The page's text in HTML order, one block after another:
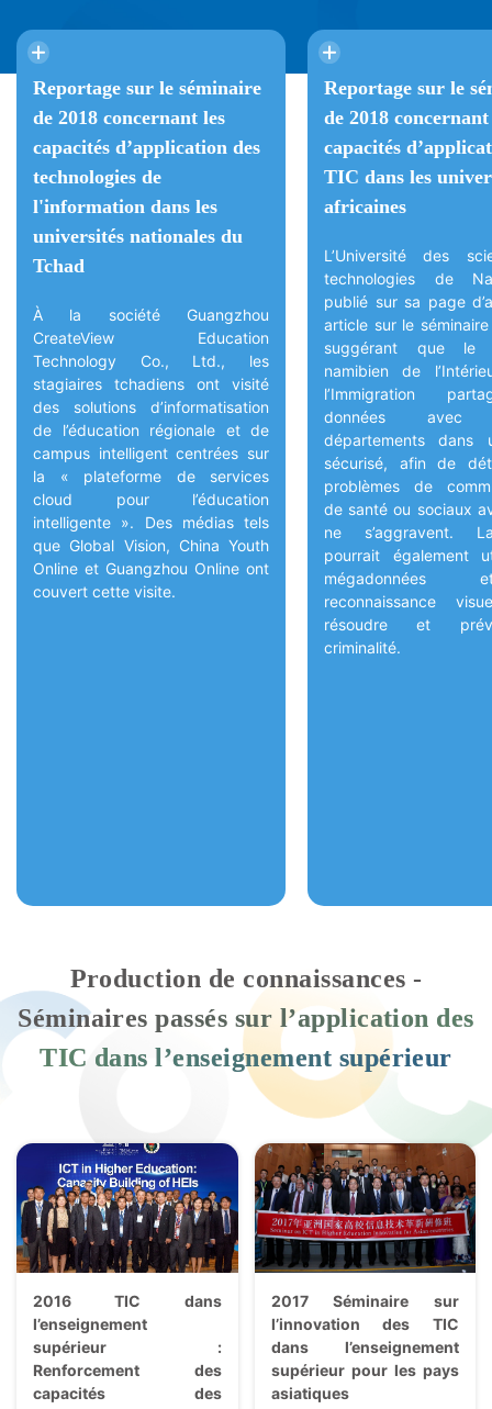
Reportage sur le séminaire
de 2018 concernant les
capacités d’application des
technologies de
l'information dans les
universités nationales du
Tchad
À la société Guangzhou
CreateView Education
Technology Co., Ltd., les
stagiaires tchadiens ont visité
des solutions d’informatisation
de l’éducation régionale et de
campus intelligent centrées sur
la « plateforme de services
cloud pour l’éducation
intelligente ». Des médias tels
que Global Vision, China Youth
Online et Guangzhou Online ont
couvert cette visite.
Reportage sur le
de 2018 concernant
capacités
TIC dans les
africaines
L’Université des
technologies de
publié sur sa page
article sur le
suggérant que le
namibien de
l’Immigration
données avec
départements dans
sécurisé, afin de
problèmes de
de santé ou sociaux
ne s’aggravent.
pourrait également
reconnaissance
résoudre et
criminalité.
Production de connaissances -
Séminaires passés sur l’application des
TIC dans l’enseignement supérieur
2016 TIC dans
l’enseignement
supérieur :
Renforcement des
capacités des
2017 Séminaire sur
l’innovation des TIC
dans l’enseignement
supérieur pour les pays
asiatiques